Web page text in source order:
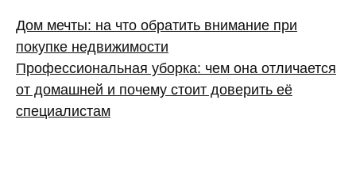
Дом мечты: на что обратить внимание при
покупке недвижимости
Профессиональная уборка: чем она отличается
от домашней и почему стоит доверить её
специалистам